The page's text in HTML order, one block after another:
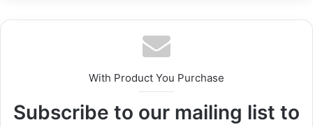
With Product You Purchase
Subscribe to our mailing list to